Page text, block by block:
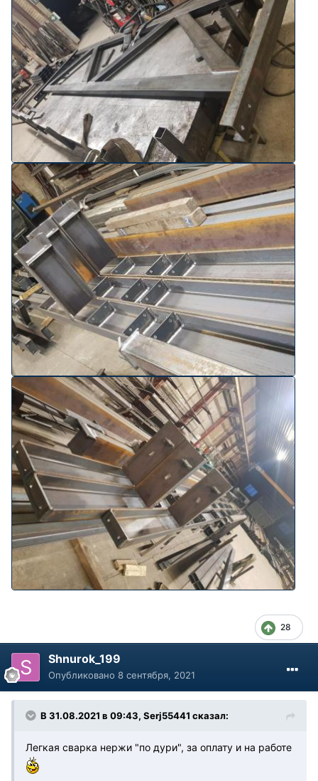
28
Shnurok_199
Опубликовано 8 сентября, 2021
В 31.08.2021 в 09:43, Serj55441 сказал:
Легкая сварка нержи "по дури", за оплату и на работе